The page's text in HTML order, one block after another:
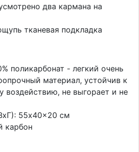
два кармана на
тканевая подкладка
поликарбонат - легкий очень
материал, устойчив к
воздействию, не выгорает и не
55x40x20 см
карбон